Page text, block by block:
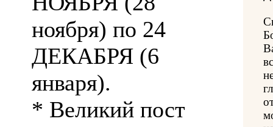
ноября) по 24
ДЕКАБРЯ (6
января).
* Великий пост